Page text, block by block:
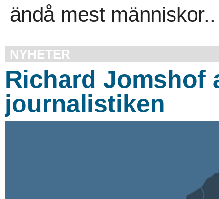
ändå mest människor..
NYHETER
Richard Jomshof
journalistiken